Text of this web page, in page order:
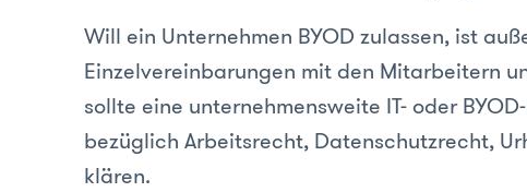
Will ein Unternehmen BYOD zulassen, ist
Einzelvereinbarungen mit den Mitarbeitern
sollte eine unternehmensweite IT- oder
bezüglich Arbeitsrecht, Datenschutzrecht,
klären.